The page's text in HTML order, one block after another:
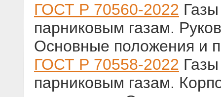
ГОСТ Р 70560-2022
парниковым газам.
Основные положения и
ГОСТ Р 70558-2022
парниковым газам.